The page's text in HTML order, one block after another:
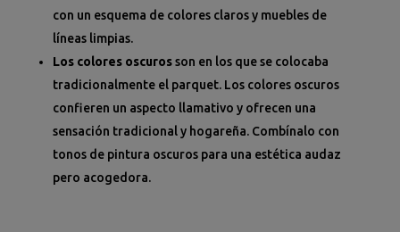
con un esquema de colores claros y muebles de
líneas limpias.
Los colores oscurosson en los que se colocaba
tradicionalmente el parquet. Los colores oscuros
confieren un aspecto llamativo y ofrecen una
sensación tradicional y hogareña. Combínalo con
tonos de pintura oscuros para una estética audaz
pero acogedora.